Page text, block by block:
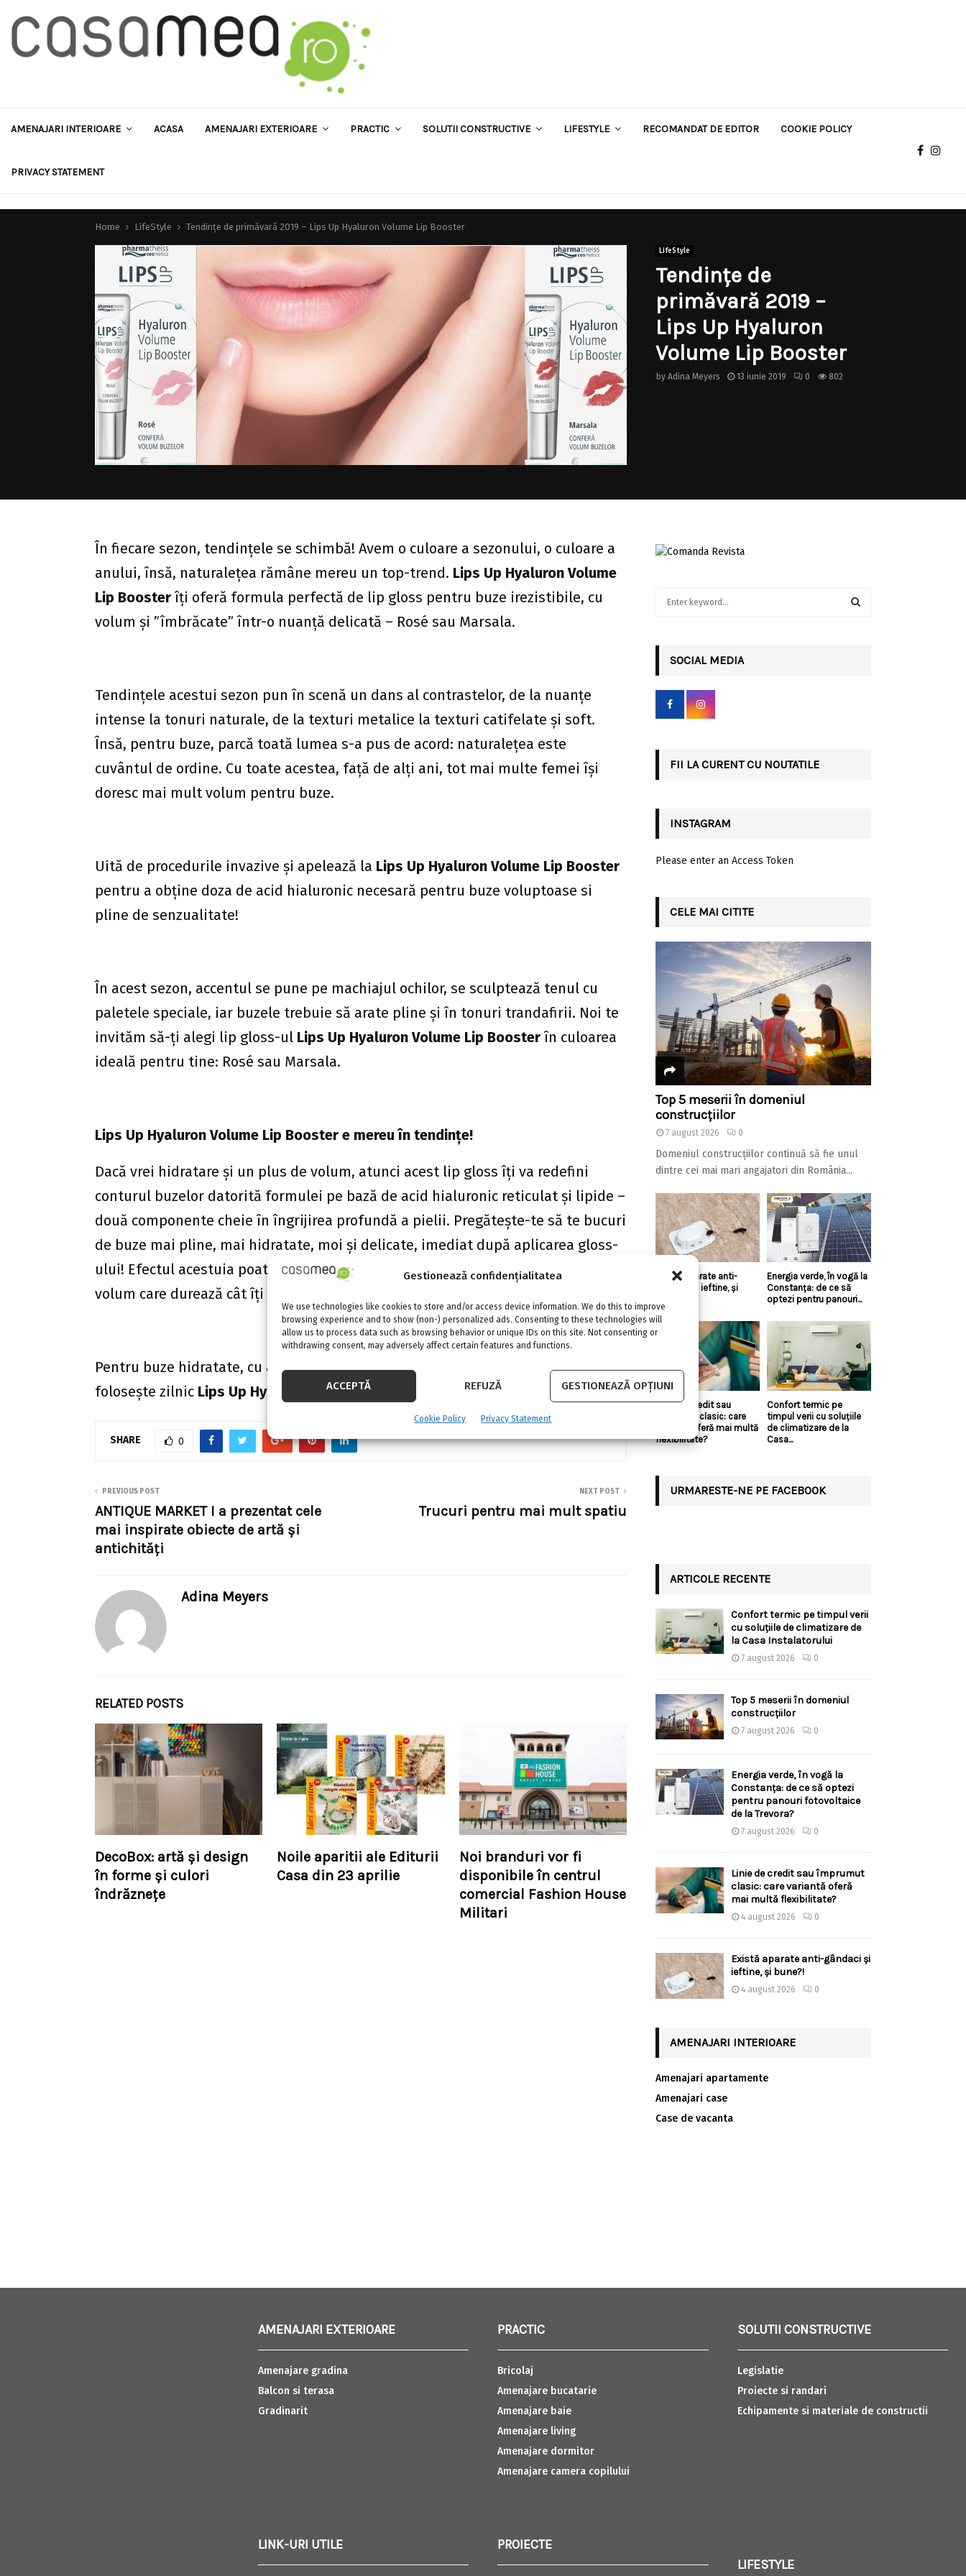
Gestionează confidențialitatea
We use technologies like cookies to store and/or access device information. We do this to improve
browsing experience and to show (non-) personalized ads. Consenting to these technologies will
allow us to process data such as browsing behavior or unique IDs on this site. Not consenting or
withdrawing consent, may adversely affect certain features and functions.
ACCEPTĂ REFUZĂ GESTIONEAZĂ OPȚIUNI
Cookie Policy Privacy Statement
AMENAJARI INTERIOARE ACASA AMENAJARI EXTERIOARE PRACTIC SOLUTII CONSTRUCTIVE LIFESTYLE RECOMANDAT DE EDITOR COOKIE POLICY
PRIVACY STATEMENT
Home LifeStyle Tendințe de primăvară 2019 – Lips Up Hyaluron Volume Lip Booster
LifeStyle
Tendințe de
primăvară 2019 –
Lips Up Hyaluron
Volume Lip Booster
by Adina Meyers 13 iunie 2019 0 802
În fiecare sezon, tendințele se schimbă! Avem o culoare a sezonului, o culoare a
anului, însă, naturalețea rămâne mereu un top-trend. Lips Up Hyaluron Volume
Lip Boosterîți oferă formula perfectă de lip gloss pentru buze irezistibile, cu
volum și ”îmbrăcate” într-o nuanță delicată – Rosé sau Marsala.
Tendințele acestui sezon pun în scenă un dans al contrastelor, de la nuanțe
intense la tonuri naturale, de la texturi metalice la texturi catifelate și soft.
Însă, pentru buze, parcă toată lumea s-a pus de acord: naturalețea este
cuvântul de ordine. Cu toate acestea, față de alți ani, tot mai multe femei își
doresc mai mult volum pentru buze.
Uită de procedurile invazive și apelează la Lips Up Hyaluron Volume Lip Booster
pentru a obține doza de acid hialuronic necesară pentru buze voluptoase si
pline de senzualitate!
În acest sezon, accentul se pune pe machiajul ochilor, se sculptează tenul cu
paletele speciale, iar buzele trebuie să arate pline și în tonuri trandafirii. Noi te
invităm să-ți alegi lip gloss-ul Lips Up Hyaluron Volume Lip Boosterîn culoarea
ideală pentru tine: Rosé sau Marsala.
Lips Up Hyaluron Volume Lip Booster e mereu în tendințe!
Dacă vrei hidratare și un plus de volum, atunci acest lip gloss îți va redefini
conturul buzelor datorită formulei pe bază de acid hialuronic reticulat și lipide –
două componente cheie în îngrijirea profundă a pielii. Pregătește-te să te bucuri
de buze mai pline, mai hidratate, moi și delicate, imediat după aplicarea gloss-
ului! Efectul acestuia poate ține până la 3 ore, dar reaplicarea garantează un
volum care durează cât îți dorești tu.
Pentru buze hidratate, cu aspect strălucitor, volum și cu o nuanță discretă,
folosește zilnic Lips Up Hyaluron Volume Lip Booster ! E mereu în tendințe!
SHARE 0
PREVIOUS POST
ANTIQUE MARKET I a prezentat cele
mai inspirate obiecte de artă și
antichități
NEXT POST
Trucuri pentru mai mult spatiu
Adina Meyers
RELATED POSTS
DecoBox: artă și design
în forme și culori
îndrăznețe
Noile aparitii ale Editurii
Casa din 23 aprilie
Noi branduri vor fi
disponibile în centrul
comercial Fashion House
Militari
r
SOCIAL MEDIA
FII LA CURENT CU NOUTATILE
INSTAGRAM
Please enter an Access Token
CELE MAI CITITE
Top 5 meserii în domeniul
construcțiilor
7 august 2026 0
Domeniul construcțiilor continuă să fie unul
dintre cei mai mari angajatori din România...
Există aparate anti-
gândaci și ieftine, și
Energia verde, în vogă la
Constanța: de ce să
optezi pentru panouri...
Linie de credit sau
împrumut clasic: care
variantă oferă mai multă
flexibilitate?
Confort termic pe
timpul verii cu soluțiile
de climatizare de la
Casa...
URMARESTE-NE PE FACEBOOK
ARTICOLE RECENTE
Confort termic pe timpul verii
cu soluțiile de climatizare de
la Casa Instalatorului
7 august 2026 0
Top 5 meserii în domeniul
construcțiilor
7 august 2026 0
Energia verde, în vogă la
Constanța: de ce să optezi
pentru panouri fotovoltaice
de la Trevora?
7 august 2026 0
Linie de credit sau împrumut
clasic: care variantă oferă
mai multă flexibilitate?
4 august 2026 0
Există aparate anti-gândaci și
ieftine, și bune?!
4 august 2026 0
AMENAJARI INTERIOARE
Amenajari apartamente
Amenajari case
Case de vacanta
AMENAJARI EXTERIOARE
Amenajare gradina
Balcon si terasa
Gradinarit
LINK-URI UTILE
PRACTIC
Bricolaj
Amenajare bucatarie
Amenajare baie
Amenajare living
Amenajare dormitor
Amenajare camera copilului
PROIECTE
SOLUTII CONSTRUCTIVE
Legislatie
Proiecte si randari
Echipamente si materiale de constructii
LIFESTYLE